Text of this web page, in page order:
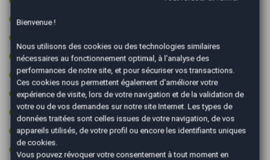
Feux de route automatiques
Frein à main électrique
GPS couleur
GPS tactile
Intérieur cuir
Jantes 17 pouces
Jantes aluminium
Bienvenue !
Nous utilisons des cookies ou des technologies similaires
nécessaires au fonctionnement optimal, à l'analyse des
performances de notre site, et pour sécuriser vos transactions.
Ces cookies nous permettent également d'améliorer votre
expérience de visite, lors de votre navigation et de la validation de
votre ou de vos demandes sur notre site Internet. Les types de
données traitées sont celles issues de votre navigation, de vos
appareils utilisés, de votre profil ou encore les identifiants uniques
de cookies.
Vous pouvez révoquer votre consentement à tout moment en